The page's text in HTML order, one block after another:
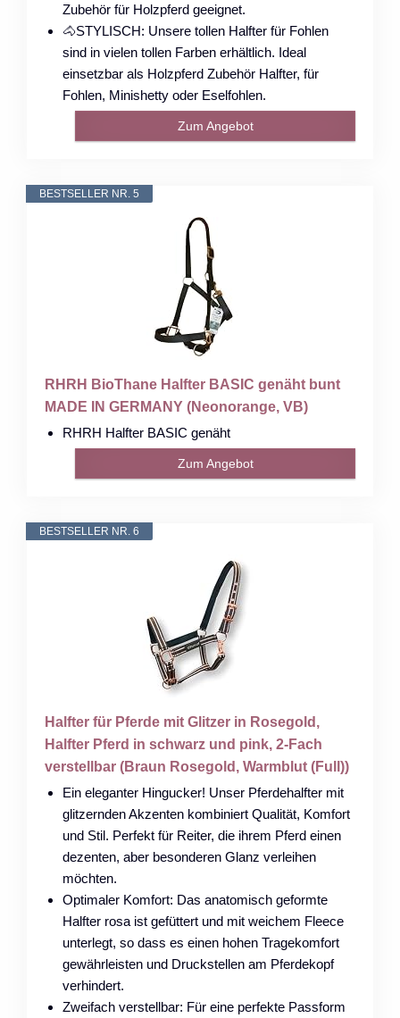
Zubehör für Holzpferd geeignet.
🐴STYLISCH: Unsere tollen Halfter für Fohlen
sind in vielen tollen Farben erhältlich. Ideal
einsetzbar als Holzpferd Zubehör Halfter, für
Fohlen, Minishetty oder Eselfohlen.
Zum Angebot
BESTSELLER NR. 5
RHRH BioThane Halfter BASIC genäht bunt
MADE IN GERMANY (Neonorange, VB)
RHRH Halfter BASIC genäht
Zum Angebot
BESTSELLER NR. 6
Halfter für Pferde mit Glitzer in Rosegold,
Halfter Pferd in schwarz und pink, 2-Fach
verstellbar (Braun Rosegold, Warmblut (Full))
Ein eleganter Hingucker! Unser Pferdehalfter mit
glitzernden Akzenten kombiniert Qualität, Komfort
und Stil. Perfekt für Reiter, die ihrem Pferd einen
dezenten, aber besonderen Glanz verleihen
möchten.
Optimaler Komfort: Das anatomisch geformte
Halfter rosa ist gefüttert und mit weichem Fleece
unterlegt, so dass es einen hohen Tragekomfort
gewährleisten und Druckstellen am Pferdekopf
verhindert.
Zweifach verstellbar: Für eine perfekte Passform